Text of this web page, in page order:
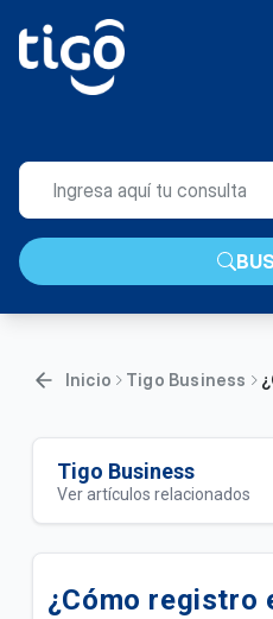
Inicio Tigo Business
Tigo Business
Ver artículos relacionados
Tigo Cloud – Backup as a
¿Qué incluye nuestros
¿Cómo registro